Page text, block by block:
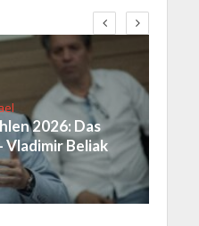
2026: Das
Vladimir Beliak